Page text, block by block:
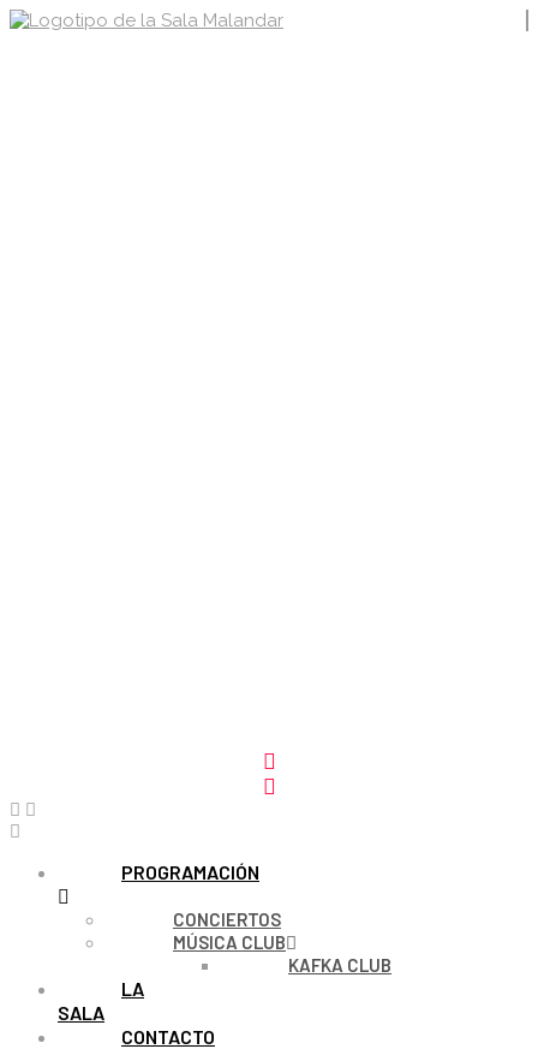
PROGRAMACIÓN
CONCIERTOS
MÚSICA CLUB
KAFKA CLUB
LA
SALA
CONTACTO